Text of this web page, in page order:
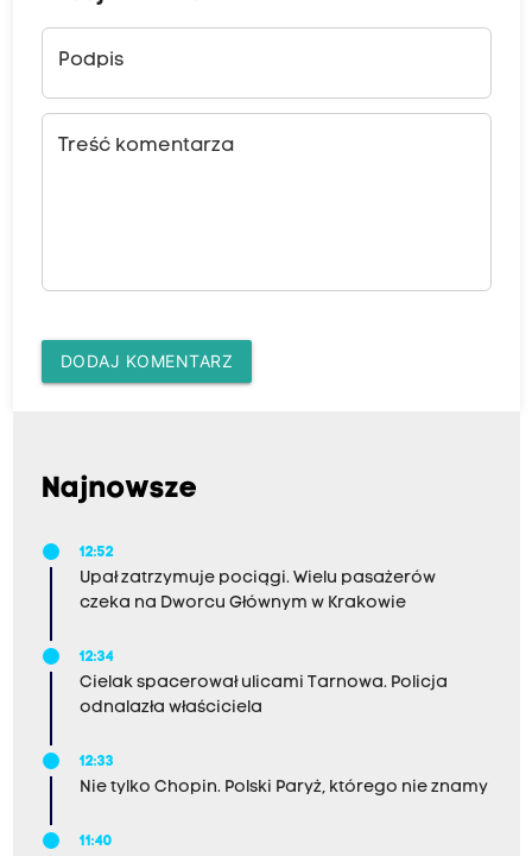
Podpis
Treść komentarza
DODAJ KOMENTARZ
Najnowsze
12:52
Upał zatrzymuje pociągi. Wielu pasażerów
czeka na Dworcu Głównym w Krakowie
12:34
Cielak spacerował ulicami Tarnowa. Policja
odnalazła właściciela
12:33
Nie tylko Chopin. Polski Paryż, którego nie znamy
11:40